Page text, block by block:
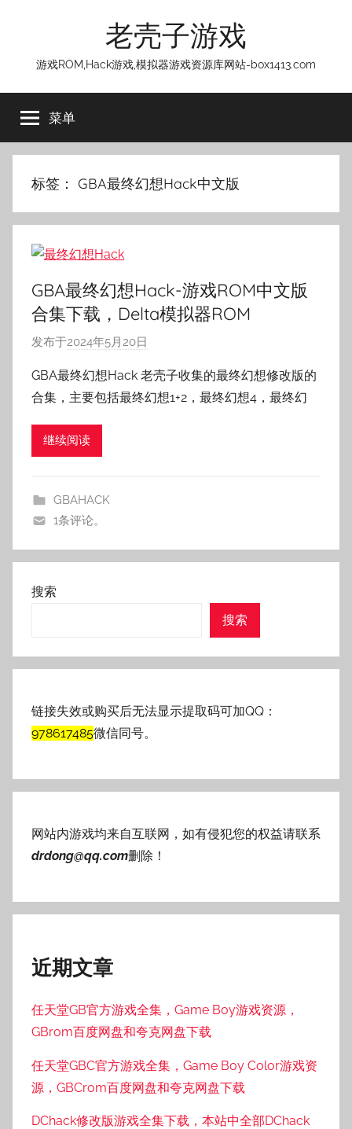
老壳子游戏
游戏ROM,Hack游戏,模拟器游戏资源库网站-box1413.com
菜单
标签： GBA最终幻想Hack中文版
GBA最终幻想Hack-游戏ROM中文版
合集下载，Delta模拟器ROM
发布于2024年5月20日
:
老
GBA最终幻想Hack 老壳子收集的最终幻想修改版的
合集，主要包括最终幻想1+2，最终幻想4，最终幻
继续阅读
GBAHACK
1条评论。
搜索
搜索
链接失效或购买后无法显示提取码可加QQ：
978617485微信同号。
网站内游戏均来自互联网，如有侵犯您的权益请联系
drdong@qq.com删除！
近期文章
任天堂GB官方游戏全集，Game Boy游戏资源，
GBrom百度网盘和夸克网盘下载
任天堂GBC官方游戏全集，Game Boy Color游戏资
源，GBCrom百度网盘和夸克网盘下载
DChack修改版游戏全集下载，本站中全部DChack